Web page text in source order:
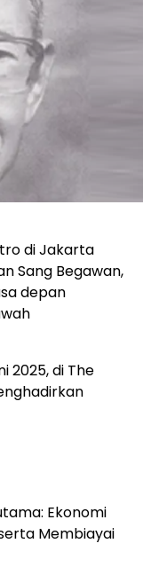
di Jakarta
Sang Begawan,
depan
2025, di The
Ekonomi
Membiayai